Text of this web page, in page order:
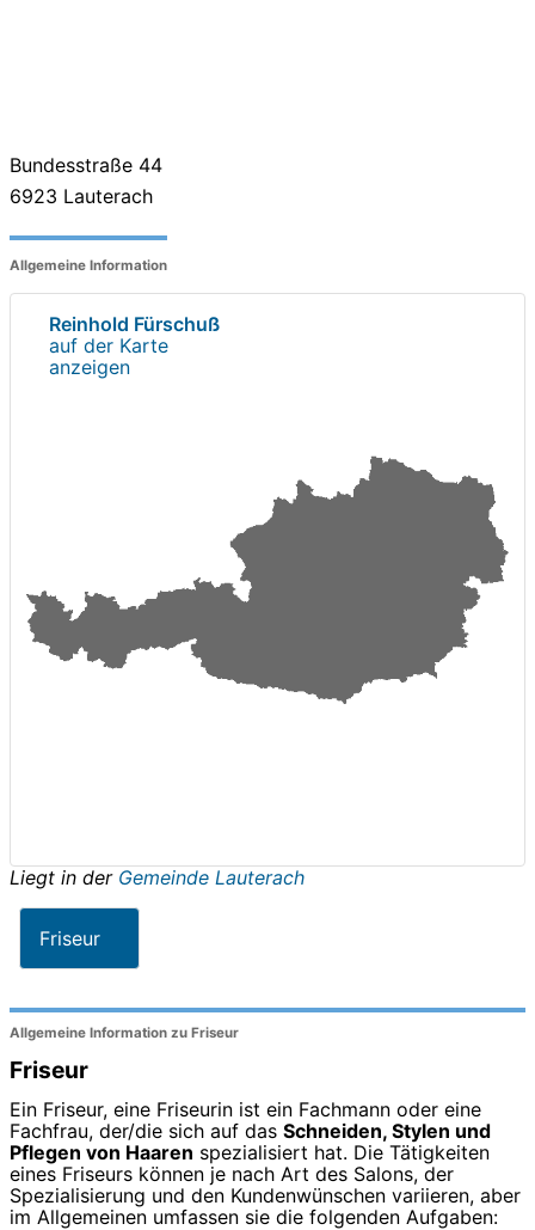
Bundesstraße 44
6923 Lauterach
Allgemeine Information
Reinhold Fürschuß
auf der Karte
anzeigen
Liegt in der Gemeinde Lauterach
Friseur
Allgemeine Information zu Friseur
Friseur
Ein Friseur, eine Friseurin ist ein Fachmann oder eine
Fachfrau, der/die sich auf das Schneiden, Stylen und
Pflegen von Haaren spezialisiert hat. Die Tätigkeiten
eines Friseurs können je nach Art des Salons, der
Spezialisierung und den Kundenwünschen variieren, aber
im Allgemeinen umfassen sie die folgenden Aufgaben: